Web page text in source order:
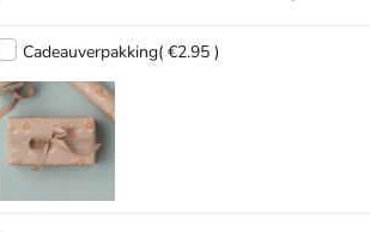
Cadeauverpakking( €2.95 )